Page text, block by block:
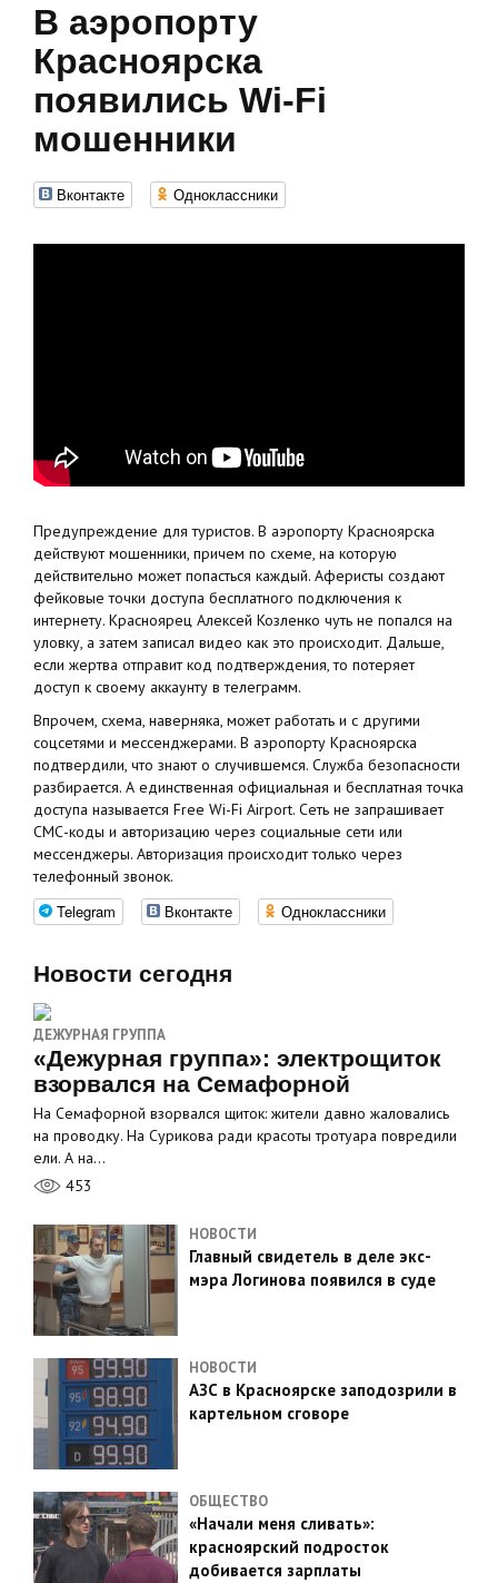
В аэропорту
Красноярска
появились Wi-Fi
мошенники
Вконтакте Одноклассники
Предупреждение для туристов. В аэропорту Красноярска
действуют мошенники, причем по схеме, на которую
действительно может попасться каждый. Аферисты создают
фейковые точки доступа бесплатного подключения к
интернету. Красноярец Алексей Козленко чуть не попался на
уловку, а затем записал видео как это происходит. Дальше,
если жертва отправит код подтверждения, то потеряет
доступ к своему аккаунту в телеграмм.
Впрочем, схема, наверняка, может работать и с другими
соцсетями и мессенджерами. В аэропорту Красноярска
подтвердили, что знают о случившемся. Служба безопасности
разбирается. А единственная официальная и бесплатная точка
доступа называется Free Wi-Fi Airport. Сеть не запрашивает
СМС-коды и авторизацию через социальные сети или
мессенджеры. Авторизация происходит только через
телефонный звонок.
Telegram Вконтакте Одноклассники
Новости сегодня
ДЕЖУРНАЯ ГРУППА
«Дежурная группа»: электрощиток
взорвался на Семафорной
На Семафорной взорвался щиток: жители давно жаловались
на проводку. На Сурикова ради красоты тротуара повредили
ели. А на…
453
НОВОСТИ
Главный свидетель в деле экс-
мэра Логинова появился в суде
НОВОСТИ
АЗС в Красноярске заподозрили в
картельном сговоре
ОБЩЕСТВО
«Начали меня сливать»:
красноярский подросток
добивается зарплаты